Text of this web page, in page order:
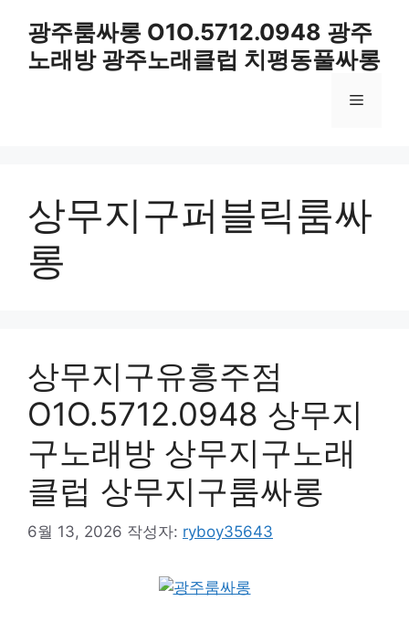
광주룸싸롱 O1O.5712.0948 광주
노래방 광주노래클럽 치평동풀싸롱
메
상무지구퍼블릭룸싸
롱
상무지구유흥주점
O1O.5712.0948 상무지
구노래방 상무지구노래
클럽 상무지구룸싸롱
6월 13, 2026 작성자: ryboy35643